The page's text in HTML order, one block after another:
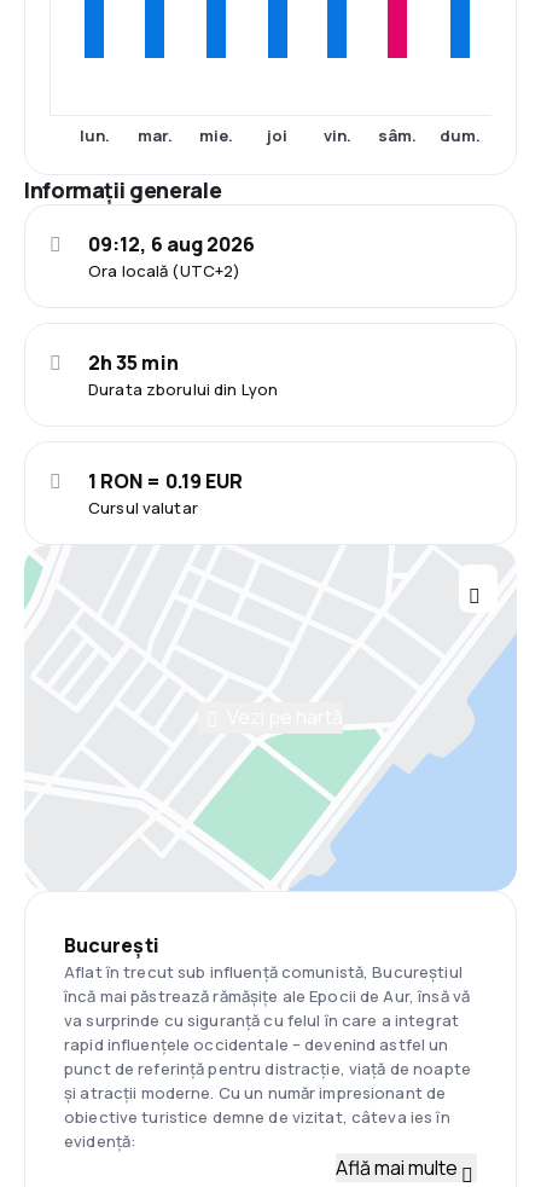
lun. mar. mie. joi vin. sâm. dum.
Informații generale
Ora locală (UTC+2)
09:12, 6 aug 2026
Durata zborului din Lyon
2h 35 min
Cursul valutar
1 RON = 0.19 EUR
București
Aflat în trecut sub influență comunistă, Bucureștiul
încă mai păstrează rămășițe ale Epocii de Aur, însă vă
va surprinde cu siguranță cu felul în care a integrat
rapid influențele occidentale – devenind astfel un
punct de referință pentru distracție, viață de noapte
și atracții moderne. Cu un număr impresionant de
obiective turistice demne de vizitat, câteva ies în
evidență:
Află mai multe